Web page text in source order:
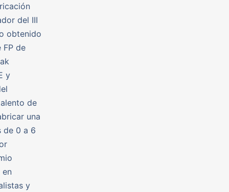
del III
obtenido
de
y
de
una
de 0 a 6
en
y